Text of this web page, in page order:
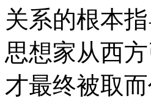
关系的根本
思想家从西
才最终被取而